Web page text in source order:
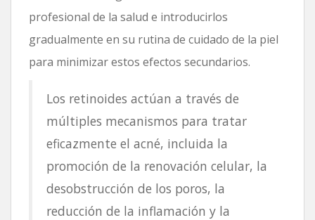
profesional de la salud e introducirlos
gradualmente en su rutina de cuidado de la piel
para minimizar estos efectos secundarios.
Los retinoides actúan a través de
múltiples mecanismos para tratar
eficazmente el acné, incluida la
promoción de la renovación celular, la
desobstrucción de los poros, la
reducción de la inflamación y la